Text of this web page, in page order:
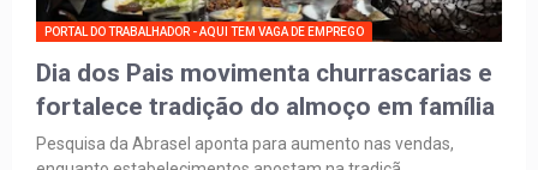
PORTAL DO TRABALHADOR - AQUI TEM VAGA DE EMPREGO
Dia dos Pais movimenta churrascarias e
fortalece tradição do almoço em família
Pesquisa da Abrasel aponta para aumento nas vendas,